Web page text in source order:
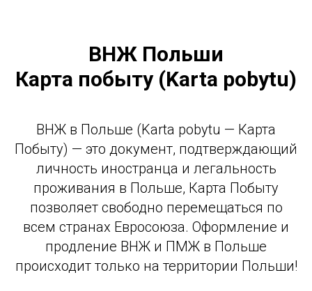
ВНЖ Польши
Карта побыту (Karta pobytu)
ВНЖ в Польше (Karta pobytu — Карта
Побыту) — это документ, подтверждающий
личность иностранца и легальность
проживания в Польше, Карта Побыту
позволяет свободно перемещаться по
всем странах Евросоюза. Оформление и
продление ВНЖ и ПМЖ в Польше
происходит только на территории Польши!